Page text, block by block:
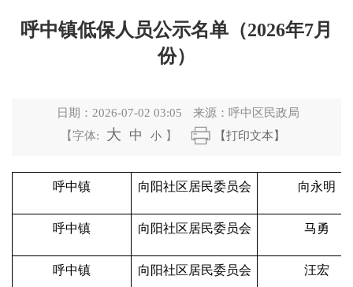
呼中镇低保人员公示名单（2026年7月
份）
日期： 2026-07-02 03:05 来源： 呼中区民政局
【字体:
大 中 小 】 【打印文本】
呼中镇 向阳社区居民委员会 向永明
呼中镇 向阳社区居民委员会 马勇
呼中镇 向阳社区居民委员会 汪宏